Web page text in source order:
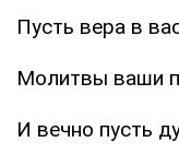
Пусть вера в
Молитвы ваши
И вечно пусть